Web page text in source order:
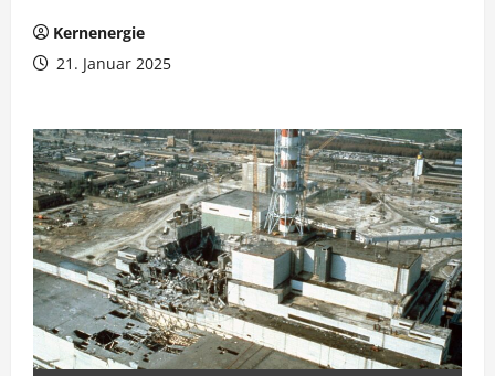
Kernenergie
21. Januar 2025